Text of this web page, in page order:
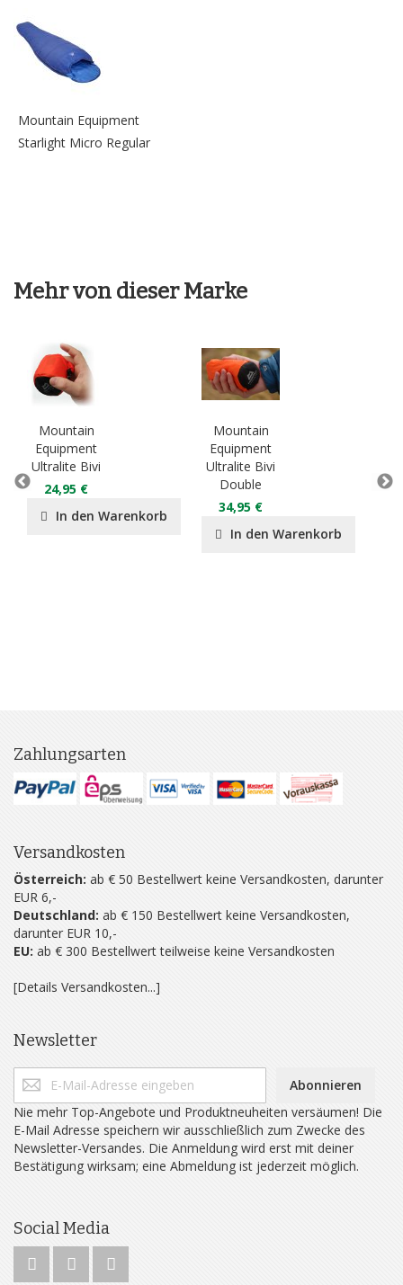
Mountain Equipment
Starlight Micro Regular
Mehr von dieser Marke
Mountain
Equipment
Ultralite Bivi
24,95 €
In den Warenkorb
Mountain
Equipment
Ultralite Bivi
Double
34,95 €
In den Warenkorb
Zahlungsarten
Versandkosten
Österreich: ab € 50 Bestellwert keine Versandkosten, darunter
EUR 6,-
Deutschland: ab € 150 Bestellwert keine Versandkosten,
darunter EUR 10,-
EU: ab € 300 Bestellwert teilweise keine Versandkosten
[Details Versandkosten...]
Newsletter
Abonnieren
Nie mehr Top-Angebote und Produktneuheiten versäumen! Die
E-Mail Adresse speichern wir ausschließlich zum Zwecke des
Newsletter-Versandes. Die Anmeldung wird erst mit deiner
Bestätigung wirksam; eine Abmeldung ist jederzeit möglich.
Social Media